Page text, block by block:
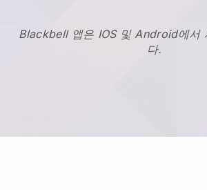
Blackbell 앱은 IOS 및 Android에서
다.